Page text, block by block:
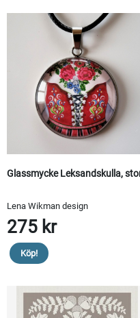
Glassmycke Leksandskulla,
Lena Wikman design
275 kr
Köp!